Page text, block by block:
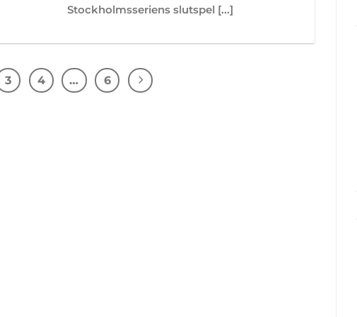
Stockholmsseriens slutspel [...]
3 4 … 6